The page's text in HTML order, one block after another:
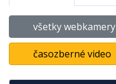
všetky webkamery
časozberné video